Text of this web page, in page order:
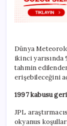
Dünya
ikinci yarısında
tahmin
erişebileceğini
1997 kabusu
JPL
okyanus